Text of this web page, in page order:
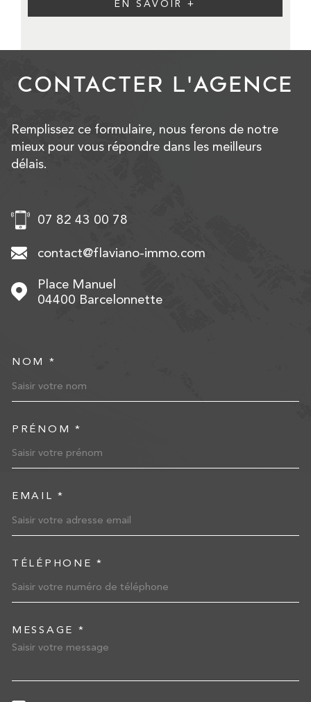
EN SAVOIR +
CONTACTER L'AGENCE
Remplissez ce formulaire, nous ferons de notre
mieux pour vous répondre dans les meilleurs
délais.
07 82 43 00 78
contact@flaviano-immo.com
Place Manuel
04400
Barcelonnette
NOM *
PRÉNOM *
EMAIL *
TÉLÉPHONE *
MESSAGE *